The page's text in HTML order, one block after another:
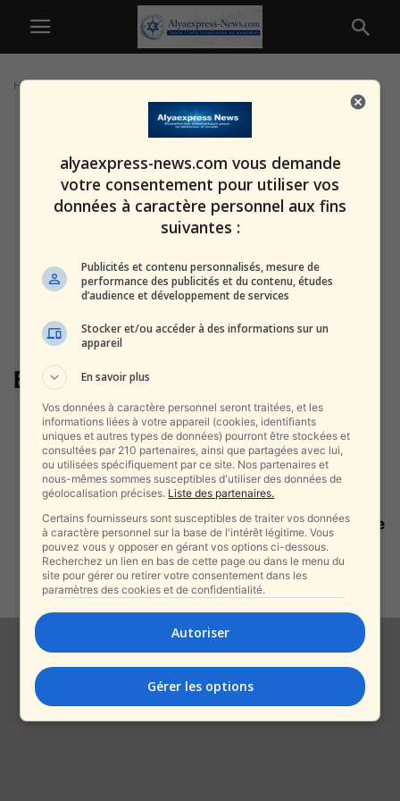
Home
Brooklyn
L’histoire ce ce juif orthodoxe de
New York assassiné en
Colombie...
alxprss_sab - 4 mai 2026
Drame à Brooklyn : la conductrice
qui a tué une mère...
alxprss_sab - 18 novembre 2025
alyaexpress-news.com vous demande
votre consentement pour utiliser vos
données à caractère personnel aux fins
suivantes :
Publicités et contenu personnalisés, mesure de
performance des publicités et du contenu, études
d’audience et développement de services
Stocker et/ou accéder à des informations sur un
appareil
En savoir plus
Vos données à caractère personnel seront traitées, et les
informations liées à votre appareil (cookies, identifiants
uniques et autres types de données) pourront être stockées et
consultées par 210 partenaires, ainsi que partagées avec lui,
ou utilisées spécifiquement par ce site. Nos partenaires et
nous-mêmes sommes susceptibles d'utiliser des données de
géolocalisation précises. Liste des partenaires.
Certains fournisseurs sont susceptibles de traiter vos données
à caractère personnel sur la base de l'intérêt légitime. Vous
pouvez vous y opposer en gérant vos options ci-dessous.
Recherchez un lien en bas de cette page ou dans le menu du
site pour gérer ou retirer votre consentement dans les
paramètres des cookies et de confidentialité.
Autoriser
Gérer les options